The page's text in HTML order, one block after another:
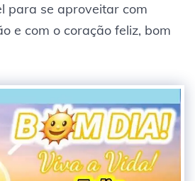
para se aproveitar com
e com o coração feliz, bom